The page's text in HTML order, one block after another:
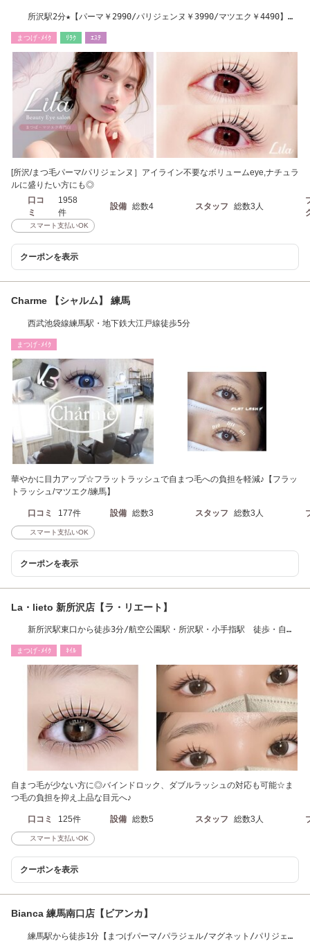
所沢駅2分★【パーマ￥2990/パリジェンヌ￥3990/マツエク￥4490】
まつげ･ﾒｲｸ ﾘﾗｸ ｴｽﾃ
[所沢/まつ毛パーマ/パリジェンヌ］アイライン不要なボリュームeye,ナチュラ
ルに盛りたい方にも◎
口コ
ミ
1958
件
設備 総数4 スタッフ 総数3人
スマート支払いOK
クーポンを表示
Charme 【シャルム】 練馬
西武池袋線練馬駅・地下鉄大江戸線徒歩5分
まつげ･ﾒｲｸ
華やかに目力アップ☆フラットラッシュで自まつ毛への負担を軽減♪【フラッ
トラッシュ/マツエク/練馬】
口コミ 177件 設備 総数3 スタッフ 総数3人
スマート支払いOK
クーポンを表示
La・lieto 新所沢店【ラ・リエート】
新所沢駅東口から徒歩3分/航空公園駅・所沢駅・小手指駅 徒歩・自転
まつげ･ﾒｲｸ ﾈｲﾙ
自まつ毛が少ない方に◎バインドロック、ダブルラッシュの対応も可能☆ま
つ毛の負担を抑え上品な目元へ♪
口コミ 125件 設備 総数5 スタッフ 総数3人
スマート支払いOK
クーポンを表示
Bianca 練馬南口店【ビアンカ】
練馬駅から徒歩1分【まつげパーマ/パラジェル/マグネット/パリジェン